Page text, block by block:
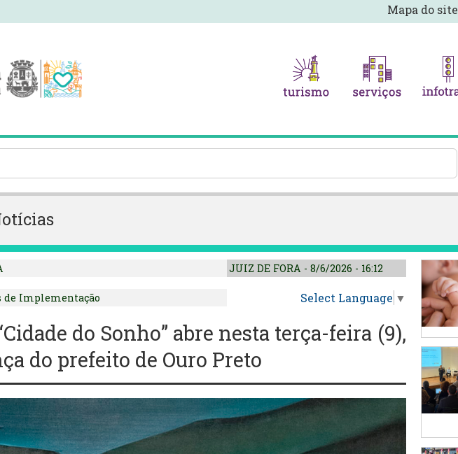
Mapa do site
JUIZ DE FORA - 8/6/2026 - 16:12
de Implementação Select Language ▼
do Sonho” abre nesta terça-feira (9),
do prefeito de Ouro Preto